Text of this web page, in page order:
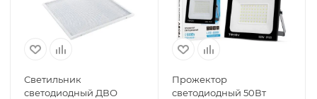
Светильник
светодиодный ДВО
Прожектор
светодиодный 50Вт